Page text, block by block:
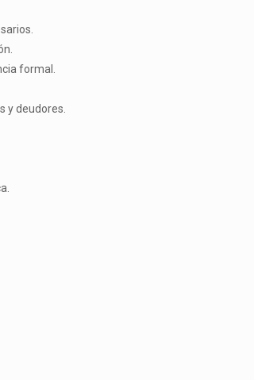
formal.
y deudores.